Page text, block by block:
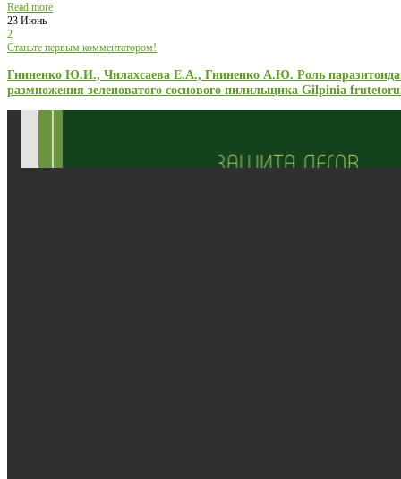
Read more
23 Июнь
2
Станьте первым комментатором!
Гниненко Ю.И., Чилахсаева Е.А., Гниненко А.Ю. Роль паразитоида
размножения зеленоватого соснового пилильщика Gilpinia